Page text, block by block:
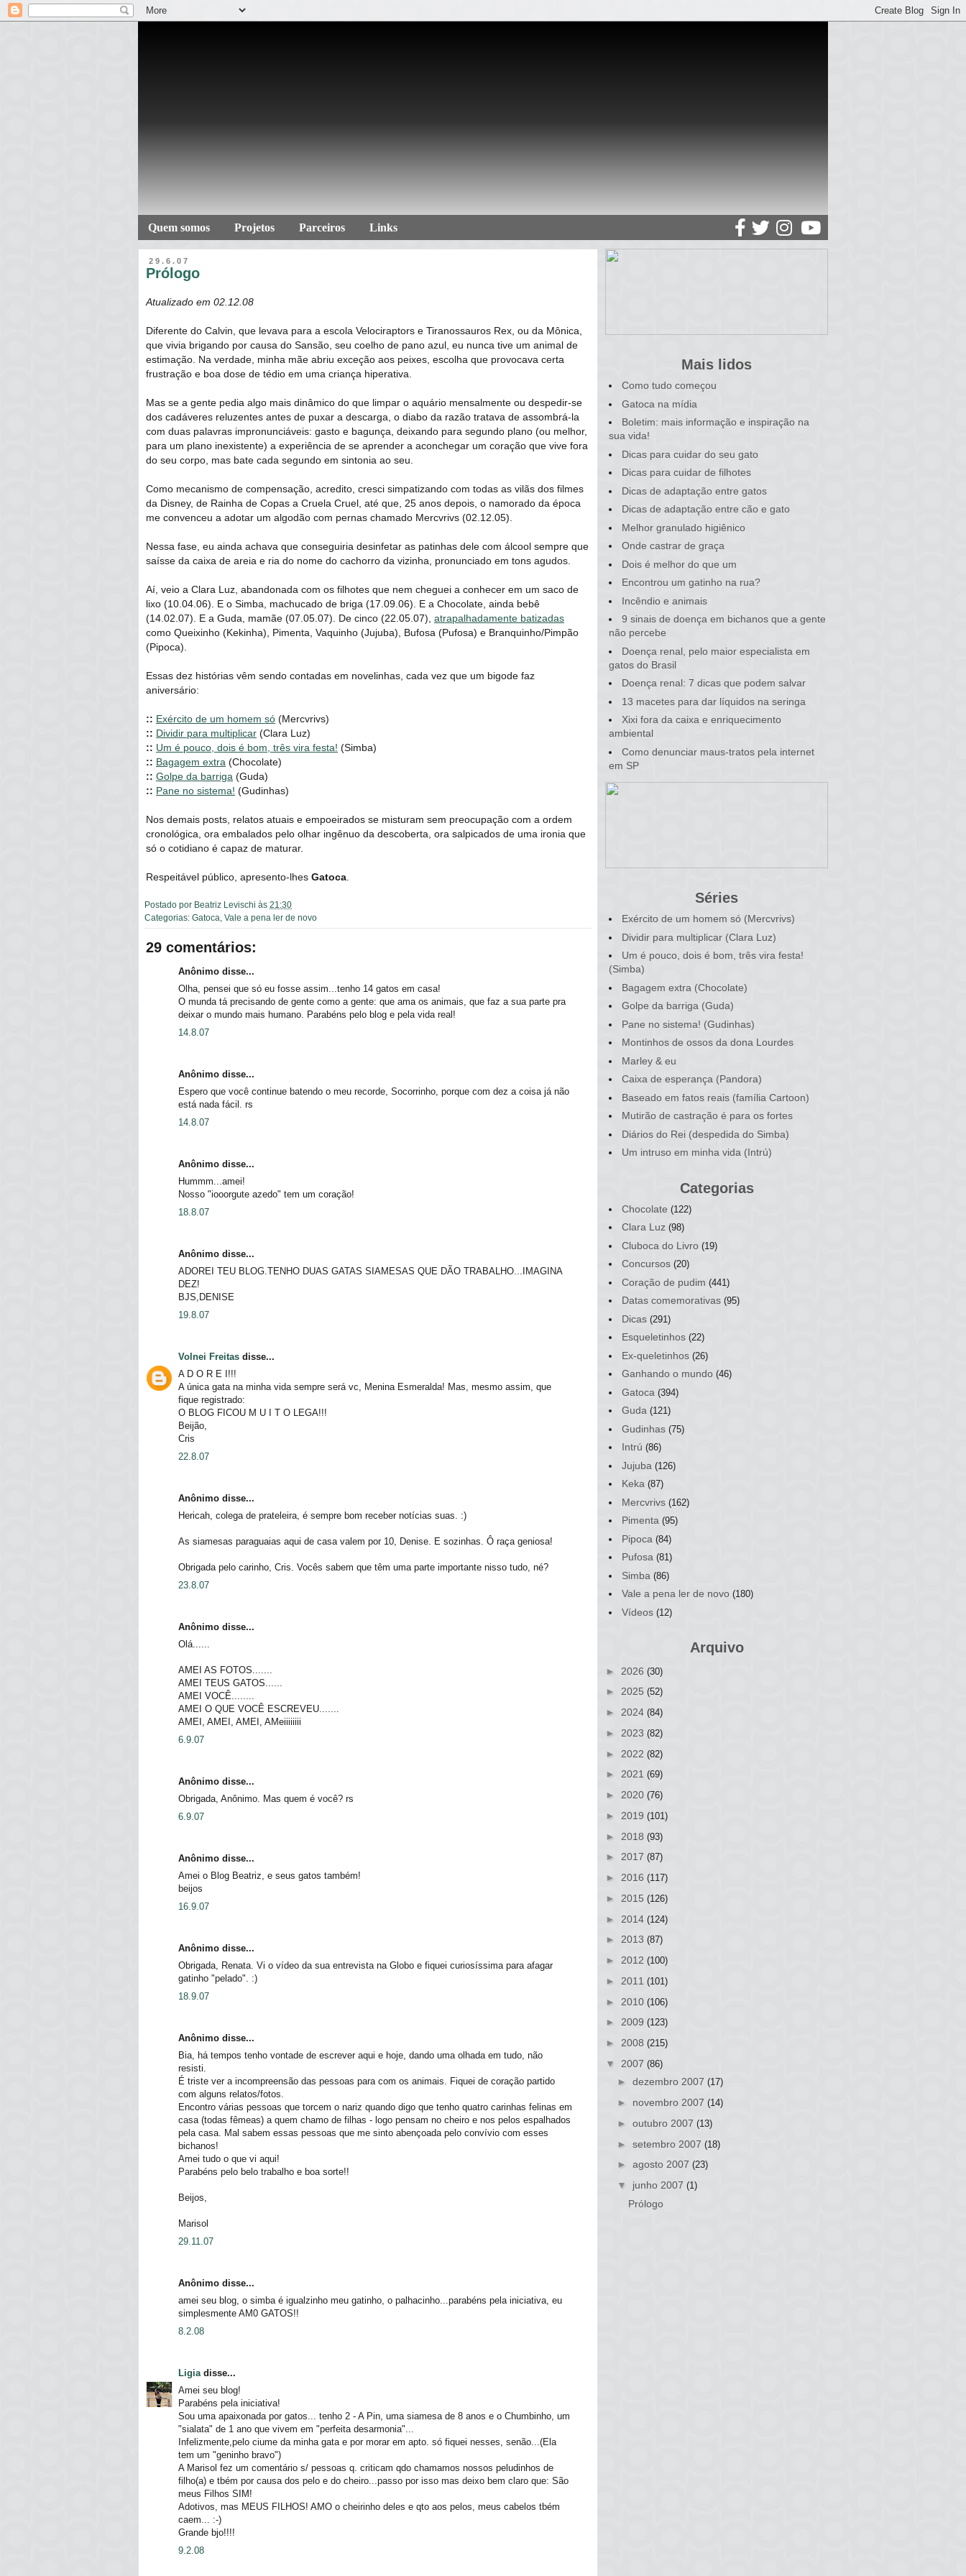
Quem somos Projetos Parceiros Links
29.6.07
Prólogo
Atualizado em 02.12.08
Diferente do Calvin, que levava para a escola Velociraptors e Tiranossauros Rex, ou da Mônica,
que vivia brigando por causa do Sansão, seu coelho de pano azul, eu nunca tive um animal de
estimação. Na verdade, minha mãe abriu exceção aos peixes, escolha que provocava certa
frustração e boa dose de tédio em uma criança hiperativa.
Mas se a gente pedia algo mais dinâmico do que limpar o aquário mensalmente ou despedir-se
dos cadáveres reluzentes antes de puxar a descarga, o diabo da razão tratava de assombrá-la
com duas palavras impronunciáveis: gasto e bagunça, deixando para segundo plano (ou melhor,
para um plano inexistente) a experiência de se aprender a aconchegar um coração que vive fora
do seu corpo, mas bate cada segundo em sintonia ao seu.
Como mecanismo de compensação, acredito, cresci simpatizando com todas as vilãs dos filmes
da Disney, de Rainha de Copas a Cruela Cruel, até que, 25 anos depois, o namorado da época
me convenceu a adotar um algodão com pernas chamado Mercvrivs (02.12.05).
Nessa fase, eu ainda achava que conseguiria desinfetar as patinhas dele com álcool sempre que
saísse da caixa de areia e ria do nome do cachorro da vizinha, pronunciado em tons agudos.
Aí, veio a Clara Luz, abandonada com os filhotes que nem cheguei a conhecer em um saco de
lixo (10.04.06). E o Simba, machucado de briga (17.09.06). E a Chocolate, ainda bebê
(14.02.07). E a Guda, mamãe (07.05.07). De cinco (22.05.07), atrapalhadamente batizadas
como Queixinho (Kekinha), Pimenta, Vaquinho (Jujuba), Bufosa (Pufosa) e Branquinho/Pimpão
(Pipoca).
Essas dez histórias vêm sendo contadas em novelinhas, cada vez que um bigode faz
aniversário:
:: Exército de um homem só (Mercvrivs)
:: Dividir para multiplicar (Clara Luz)
:: Um é pouco, dois é bom, três vira festa! (Simba)
:: Bagagem extra (Chocolate)
:: Golpe da barriga (Guda)
:: Pane no sistema! (Gudinhas)
Nos demais posts, relatos atuais e empoeirados se misturam sem preocupação com a ordem
cronológica, ora embalados pelo olhar ingênuo da descoberta, ora salpicados de uma ironia que
só o cotidiano é capaz de maturar.
Respeitável público, apresento-lhes Gatoca
Postado por Beatriz Levischi às 21:30
Categorias: Gatoca Vale a pena ler de novo
29 comentários:
Anônimo disse...
Olha, pensei que só eu fosse assim...tenho 14 gatos em casa!
O munda tá precisando de gente como a gente: que ama os animais, que faz a sua parte pra
deixar o mundo mais humano. Parabéns pelo blog e pela vida real!
14.8.07
Anônimo disse...
Espero que você continue batendo o meu recorde, Socorrinho, porque com dez a coisa já não
está nada fácil. rs
14.8.07
Anônimo disse...
Hummm...amei!
Nosso "iooorgute azedo" tem um coração!
18.8.07
Anônimo disse...
ADOREI TEU BLOG.TENHO DUAS GATAS SIAMESAS QUE DÃO TRABALHO...IMAGINA
DEZ!
BJS,DENISE
19.8.07
Volnei Freitas disse...
A D O R E I!!!
A única gata na minha vida sempre será vc, Menina Esmeralda! Mas, mesmo assim, que
fique registrado:
O BLOG FICOU M U I T O LEGA!!!
Beijão,
Cris
22.8.07
Anônimo disse...
Hericah, colega de prateleira, é sempre bom receber notícias suas. :)
As siamesas paraguaias aqui de casa valem por 10, Denise. E sozinhas. Ô raça geniosa!
Obrigada pelo carinho, Cris. Vocês sabem que têm uma parte importante nisso tudo, né?
23.8.07
Anônimo disse...
Olá......
AMEI AS FOTOS.......
AMEI TEUS GATOS......
AMEI VOCÊ........
AMEI O QUE VOCÊ ESCREVEU.......
AMEI, AMEI, AMEI, AMeiiiiiiii
6.9.07
Anônimo disse...
Obrigada, Anônimo. Mas quem é você? rs
6.9.07
Anônimo disse...
Amei o Blog Beatriz, e seus gatos também!
beijos
16.9.07
Anônimo disse...
Obrigada, Renata. Vi o vídeo da sua entrevista na Globo e fiquei curiosíssima para afagar
gatinho "pelado". :)
18.9.07
Anônimo disse...
Bia, há tempos tenho vontade de escrever aqui e hoje, dando uma olhada em tudo, não
resisti.
É triste ver a incompreensão das pessoas para com os animais. Fiquei de coração partido
com alguns relatos/fotos.
Encontro várias pessoas que torcem o nariz quando digo que tenho quatro carinhas felinas em
casa (todas fêmeas) a quem chamo de filhas - logo pensam no cheiro e nos pelos espalhados
pela casa. Mal sabem essas pessoas que me sinto abençoada pelo convívio com esses
bichanos!
Amei tudo o que vi aqui!
Parabéns pelo belo trabalho e boa sorte!!
Beijos,
Marisol
29.11.07
Anônimo disse...
amei seu blog, o simba é igualzinho meu gatinho, o palhacinho...parabéns pela iniciativa, eu
simplesmente AM0 GATOS!!
8.2.08
Ligia disse...
Amei seu blog!
Parabéns pela iniciativa!
Sou uma apaixonada por gatos... tenho 2 - A Pin, uma siamesa de 8 anos e o Chumbinho, um
"sialata" de 1 ano que vivem em "perfeita desarmonia"...
Infelizmente,pelo ciume da minha gata e por morar em apto. só fiquei nesses, senão...(Ela
tem um "geninho bravo")
A Marisol fez um comentário s/ pessoas q. criticam qdo chamamos nossos peludinhos de
filho(a) e tbém por causa dos pelo e do cheiro...passo por isso mas deixo bem claro que: São
meus Filhos SIM!
Adotivos, mas MEUS FILHOS! AMO o cheirinho deles e qto aos pelos, meus cabelos tbém
caem... :-)
Grande bjo!!!!
9.2.08
Mais lidos
Como tudo começou
Gatoca na mídia
Boletim: mais informação e inspiração na
sua vida!
Dicas para cuidar do seu gato
Dicas para cuidar de filhotes
Dicas de adaptação entre gatos
Dicas de adaptação entre cão e gato
Melhor granulado higiênico
Onde castrar de graça
Dois é melhor do que um
Encontrou um gatinho na rua?
Incêndio e animais
9 sinais de doença em bichanos que a gente
não percebe
Doença renal, pelo maior especialista em
gatos do Brasil
Doença renal: 7 dicas que podem salvar
13 macetes para dar líquidos na seringa
Xixi fora da caixa e enriquecimento
ambiental
Como denunciar maus-tratos pela internet
em SP
Séries
Exército de um homem só (Mercvrivs)
Dividir para multiplicar (Clara Luz)
Um é pouco, dois é bom, três vira festa!
(Simba)
Bagagem extra (Chocolate)
Golpe da barriga (Guda)
Pane no sistema! (Gudinhas)
Montinhos de ossos da dona Lourdes
Marley & eu
Caixa de esperança (Pandora)
Baseado em fatos reais (família Cartoon)
Mutirão de castração é para os fortes
Diários do Rei (despedida do Simba)
Um intruso em minha vida (Intrú)
Categorias
Chocolate (122)
Clara Luz (98)
Cluboca do Livro (19)
Concursos (20)
Coração de pudim (441)
Datas comemorativas (95)
Dicas (291)
Esqueletinhos (22)
Ex-queletinhos (26)
Ganhando o mundo (46)
Gatoca (394)
Guda (121)
Gudinhas (75)
Intrú (86)
Jujuba (126)
Keka (87)
Mercvrivs (162)
Pimenta (95)
Pipoca (84)
Pufosa (81)
Simba (86)
Vale a pena ler de novo (180)
Vídeos (12)
Arquivo
► 2026 (30)
► 2025 (52)
► 2024 (84)
► 2023 (82)
► 2022 (82)
► 2021 (69)
► 2020 (76)
► 2019 (101)
► 2018 (93)
► 2017 (87)
► 2016 (117)
► 2015 (126)
► 2014 (124)
► 2013 (87)
► 2012 (100)
► 2011 (101)
► 2010 (106)
► 2009 (123)
► 2008 (215)
▼ 2007 (86)
► dezembro 2007 (17)
► novembro 2007 (14)
► outubro 2007 (13)
► setembro 2007 (18)
► agosto 2007 (23)
▼ junho 2007 (1)
Prólogo